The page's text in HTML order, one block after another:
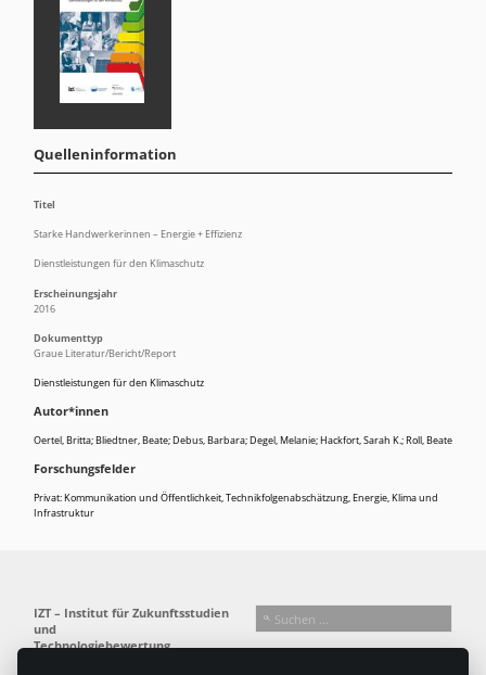
Dienstleistungen für den Klimaschutz
Autor*innen
Oertel, Britta; Bliedtner, Beate; Debus, Barbara; Degel, Melanie; Hackfort, Sarah K.; Roll, Beate
Forschungsfelder
Privat: Kommunikation und Öffentlichkeit,Technikfolgenabschätzung, Energie, Klima und
Infrastruktur
Quelleninformation
Titel
Starke Handwerkerinnen – Energie + Effizienz
Dienstleistungen für den Klimaschutz
Erscheinungsjahr
2016
Dokumenttyp
Graue Literatur/Bericht/Report
IZT – Institut für Zukunftsstudien
und
Technologiebewertung